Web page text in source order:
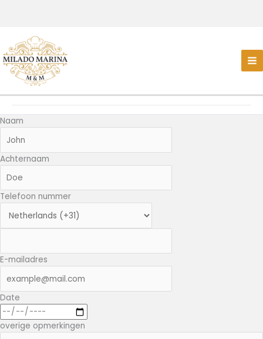
Naam
Achternaam
Telefoon nummer
E-mailadres
Date
overige opmerkingen